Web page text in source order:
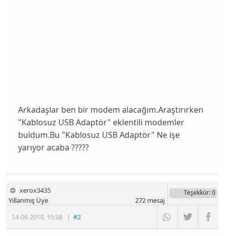
Arkadaşlar ben bir modem alacağım.Araştırırken
"Kablosuz USB Adaptör" eklentili modemler
buldum.Bu "Kablosuz USB Adaptör" Ne işe
yarıyor acaba ?????
xerox3435
14-06-2010, 10:38 |#2
Yıllanmış Üye
Teşekkür: 0
272mesaj